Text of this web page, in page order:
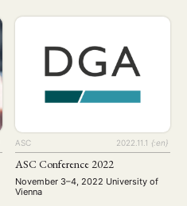
in Halle an der Saale statt. In einer
("Anthropozän") und geopolitischen
Veränderungen stehen
Asienwissenschaftler:innen vor der
Herausforderung, die oft
bewerten, zu erklären …
ASC 2022.11.1 {:en}
ASC Conference 2022
November 3–4, 2022 University of
Vienna